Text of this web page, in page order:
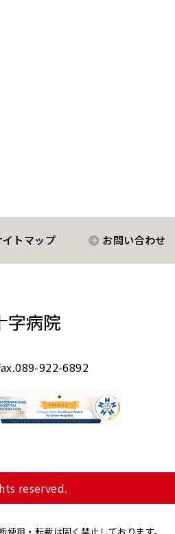
イトマップ お問い合わせ
922-6892
reserved.